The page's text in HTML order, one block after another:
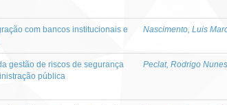
com bancos institucionais e
Nascimento, Luis
gestão de riscos de segurança
pública
Peclat, Rodrigo Nunes